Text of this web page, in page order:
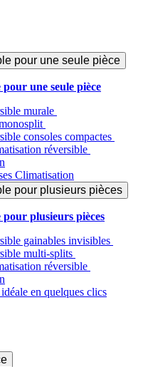
pour une seule pièce
une seule pièce
murale
consoles compactes
réversible
Climatisation
pour plusieurs pièces
plusieurs pièces
gainables invisibles
multi-splits
réversible
en quelques clics